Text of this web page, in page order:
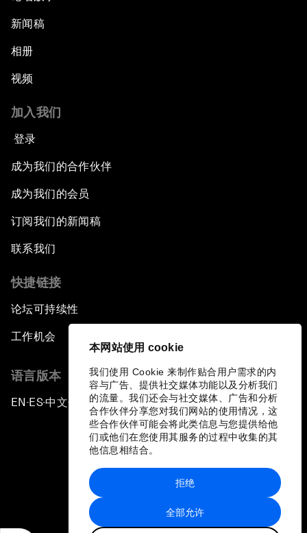
本网站使用 cookie
我们使用 Cookie 来制作贴合用户需求的内
容与广告、提供社交媒体功能以及分析我们
的流量。我们还会与社交媒体、广告和分析
合作伙伴分享您对我们网站的使用情况，这
些合作伙伴可能会将此类信息与您提供给他
们或他们在您使用其服务的过程中收集的其
他信息相结合。
全部允许
拒绝
新闻稿
相册
视频
加入我们
登录
成为我们的合作伙伴
成为我们的会员
订阅我们的新闻稿
联系我们
快捷链接
论坛可持续性
工作机会
语言版本
EN ▪ ES▪中文▪ 日本語
站点地图